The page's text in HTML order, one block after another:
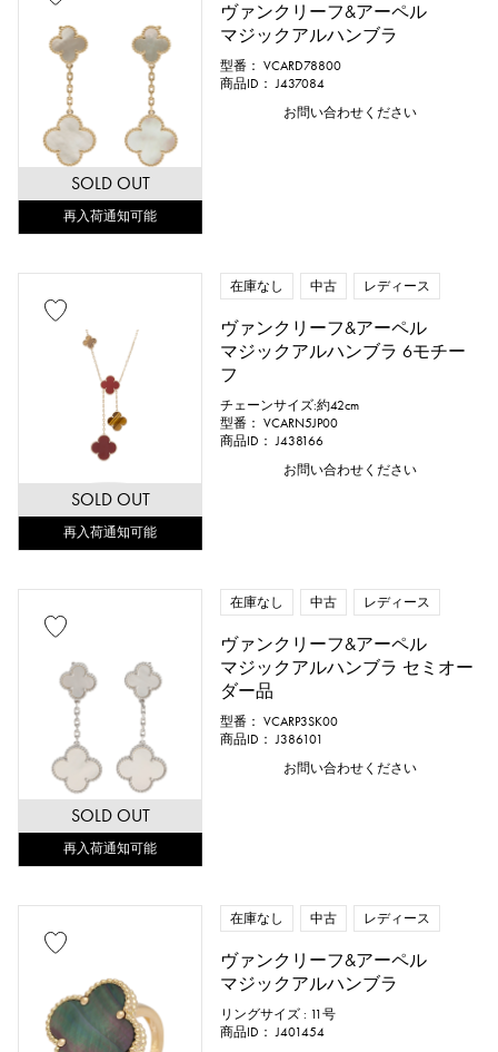
SOLD OUT
再入荷通知可能
ヴァンクリーフ&アーペル
マジックアルハンブラ
型番： VCARD78800
商品ID： J437084
お問い合わせください
SOLD OUT
再入荷通知可能
在庫なし 中古 レディース
ヴァンクリーフ&アーペル
マジックアルハンブラ 6モチー
フ
チェーンサイズ:約42cm
型番： VCARN5JP00
商品ID： J438166
お問い合わせください
SOLD OUT
再入荷通知可能
在庫なし 中古 レディース
ヴァンクリーフ&アーペル
マジックアルハンブラ セミオー
ダー品
型番： VCARP3SK00
商品ID： J386101
お問い合わせください
在庫なし 中古 レディース
ヴァンクリーフ&アーペル
マジックアルハンブラ
リングサイズ : 11号
商品ID： J401454